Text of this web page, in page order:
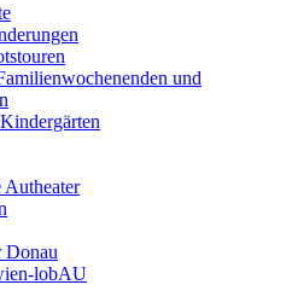
und
Autheater
Donau
lobAU